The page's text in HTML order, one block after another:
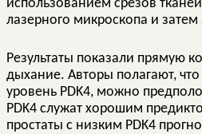
использованием срезов
лазерного микроскопа и
Результаты показали прямую
дыхание. Авторы полагают,
уровень PDK4, можно
PDK4 служат хорошим
простаты с низким PDK4